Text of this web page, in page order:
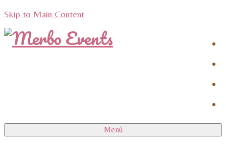
Skip to Main Content
Menú